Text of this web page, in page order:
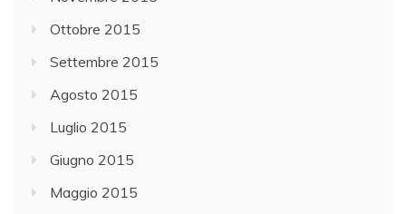
Ottobre 2015
Settembre 2015
Agosto 2015
Luglio 2015
Giugno 2015
Maggio 2015